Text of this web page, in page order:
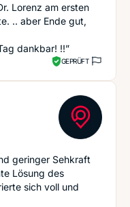
Lorenz am ersten
.. aber Ende gut,
dankbar! !!”
GEPRÜFT
geringer Sehkraft
Lösung des
sich voll und